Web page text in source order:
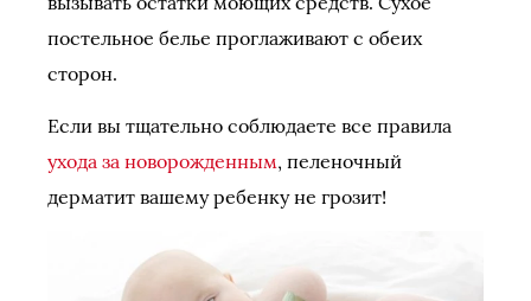
постельное белье проглаживают с обеих
сторон.
Если вы тщательно соблюдаете все правила
ухода за новорожденным, пеленочный
дерматит вашему ребенку не грозит!